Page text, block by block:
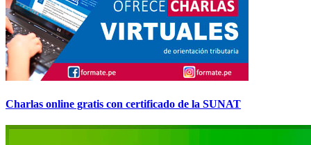
Charlas online gratis con certificado de la SUNAT